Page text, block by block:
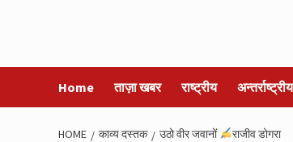
Home ताज़ा खबर राष्ट्रीय अन्तर्राष्ट्रीय
HOME काव्य दस्तक उठो वीर जवानों राजीव डोगरा